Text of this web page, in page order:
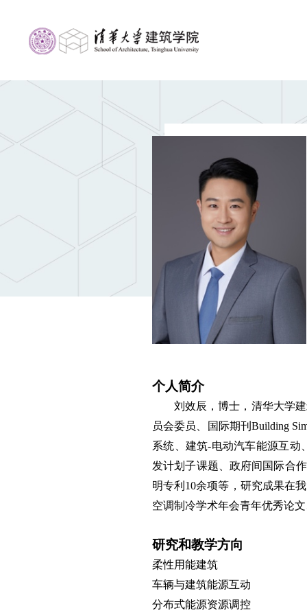
个人简介
刘效辰，博士，清华大学
员会委员、国际期刊 Building
系统、建筑-电动汽车能源互动
发计划子课题、政府间国际合
明专利 10余项等，研究成果在
空调制冷学术年会青年优秀论
研究和教学方向
柔性用能建筑
车辆与建筑能源互动
分布式能源资源调控